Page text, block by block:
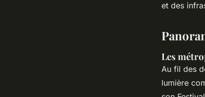
et des
Les
Au fil des
lumière